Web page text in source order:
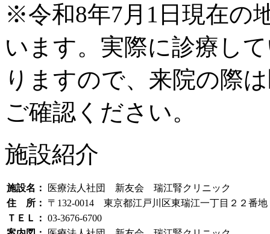
※令和8年7月1日現在の
います。実際に診療し
りますので、来院の際
ご確認ください。
施設紹介
施設名：
医療法人社団 新友会 瑞江腎クリニック
住 所：
〒132-0014 東京都江戸川区東瑞江一丁目２２番地
ＴＥＬ： 03-3676-6700